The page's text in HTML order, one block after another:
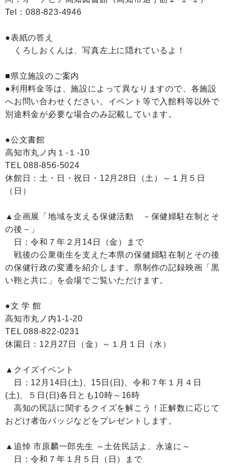
Tel：088-823-4946
●表紙の答え
くろしおくんは、写真左上に隠れているよ！
■県立施設のご案内
●利用料金等は、施設によって異なりますので、各施設
へお問い合わせください。イベント等で入館料等以外で
別途料金が必要な場合のみ記載しています。
●公文書館
高知市丸ノ内１-１-10
TEL 088-856-5024
休館日：土・日・祝日・12月28日（土）～１月５日
（日）
▲企画展「地域を支える保健活動 －保健婦駐在制とそ
の後－」
日：令和７年２月14日（金）まで
戦後の公衆衛生を支えた本県の保健婦駐在制とその後
の保健行政の変遷を紹介します。県制作の記録映画「黒
い鞄と共に」を会場でご覧いただけます。
●文 学 館
高知市丸ノ内1-1-20
TEL 088-822-0231
休園日：12月27日（金）～１月１日（水）
▲クイズイベント
日：12月14日(土)、15日(日)、令和７年１月４日
(土)、５日(日)各日とも10時～16時
高知の民話に関するクイズを解こう！正解数に応じて
おどけ者缶バッジなどをプレゼントします。
▲追悼 市原麟一郎先生 ～土佐民話よ、永遠に～
日：令和７年１月５日（日）まで